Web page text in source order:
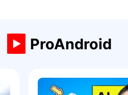
ProAndroid